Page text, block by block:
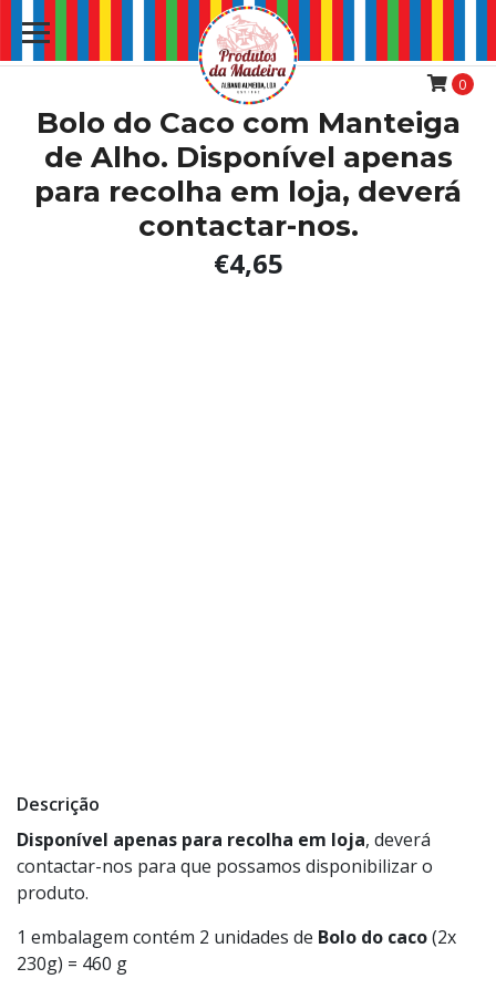
0
Bolo do Caco com Manteiga
de Alho. Disponível apenas
para recolha em loja, deverá
contactar-nos.
€4,65
Descrição
Disponível apenas para recolha em loja, deverá
contactar-nos para que possamos disponibilizar o
produto.
1 embalagem contém 2 unidades de Bolo do caco(2x
230g) = 460 g